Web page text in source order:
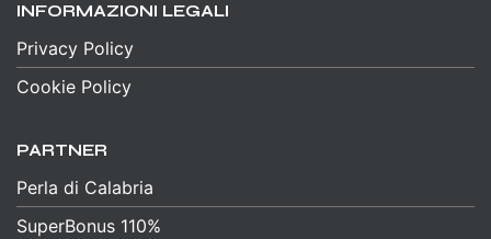
INFORMAZIONI LEGALI
Privacy Policy
Cookie Policy
PARTNER
Perla di Calabria
SuperBonus 110%